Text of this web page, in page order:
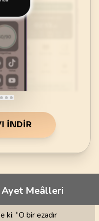
İNDIR
Ayet Meâlleri
ki: “O bir ezadır